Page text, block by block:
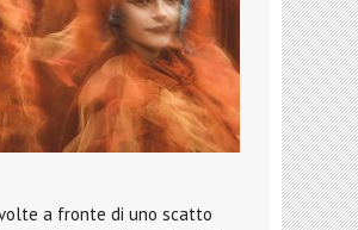
a fronte di uno scatto